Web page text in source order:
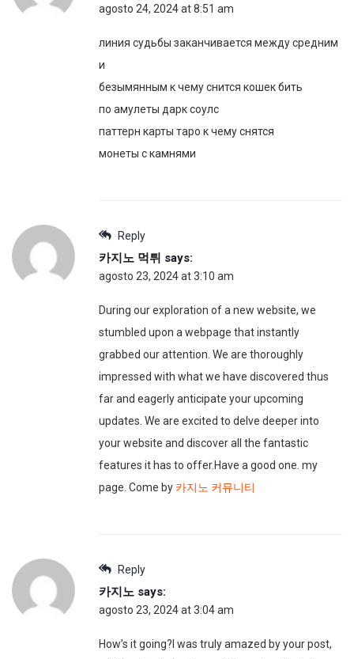
agosto 24, 2024 at 8:51 am
линия судьбы заканчивается между средним
и
безымянным к чему снится кошек бить
по амулеты дарк соулс
паттерн карты таро к чему снятся
монеты с камнями
Reply
카지노 먹튀 says:
agosto 23, 2024 at 3:10 am
During our exploration of a new website, we
stumbled upon a webpage that instantly
grabbed our attention. We are thoroughly
impressed with what we have discovered thus
far and eagerly anticipate your upcoming
updates. We are excited to delve deeper into
your website and discover all the fantastic
features it has to offer.Have a good one. my
page. Come by 카지노 커뮤니티
Reply
카지노 says:
agosto 23, 2024 at 3:04 am
How’s it going?I was truly amazed by your post,